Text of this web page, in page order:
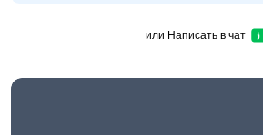
или Написать в чат